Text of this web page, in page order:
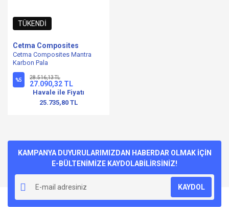
TÜKENDİ
Cetma Composites
Cetma Composites Mantra
Karbon Pala
%5 28.516,13 TL
27.090,32 TL
Havale ile Fiyatı
25.735,80 TL
KAMPANYA DUYURULARIMIZDAN HABERDAR OLMAK İÇİN
E-BÜLTENİMİZE KAYDOLABİLİRSİNİZ!
KAYDOL